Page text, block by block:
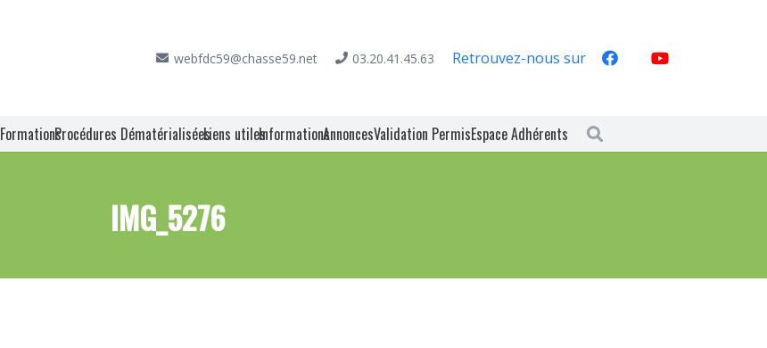
webfdc59@chasse59.net 03.20.41.45.63 Retrouvez-nous sur
FormationsProcédures DématérialiséesLiens utilesInformationsAnnoncesValidation PermisEspace Adhérents
IMG_5276